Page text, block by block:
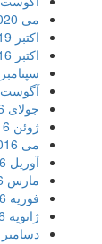
می 2020
اکتبر 2019
اکتبر 2016
سپتامبر 2016
آگوست 2016
جولای 2016
ژوئن 2016
می 2016
آوریل 2016
مارس 2016
فوریه 2016
ژانویه 2016
دسامبر 2015